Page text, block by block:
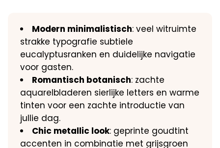
Modern minimalistisch: veel witruimte
strakke typografie subtiele
eucalyptusranken en duidelijke navigatie
voor gasten.
Romantisch botanisch: zachte
aquarelbladeren sierlijke letters en warme
tinten voor een zachte introductie van
jullie dag.
Chic metallic look: geprinte goudtint
accenten in combinatie met grijsgroen